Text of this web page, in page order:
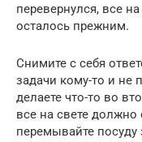
перевернулся, все
осталось прежним.
Снимите с себя
задачи кому-то и не
делаете что-то во
все на свете
перемывайте посуду